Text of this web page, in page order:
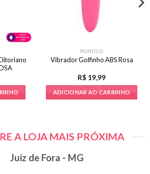
PONTO G
Vibrador Golfinho ABS Rosa
R$ 19,99
ADICIONAR AO CARRINHO
A LOJA MAIS PRÓXIMA
Juiz de Fora - MG